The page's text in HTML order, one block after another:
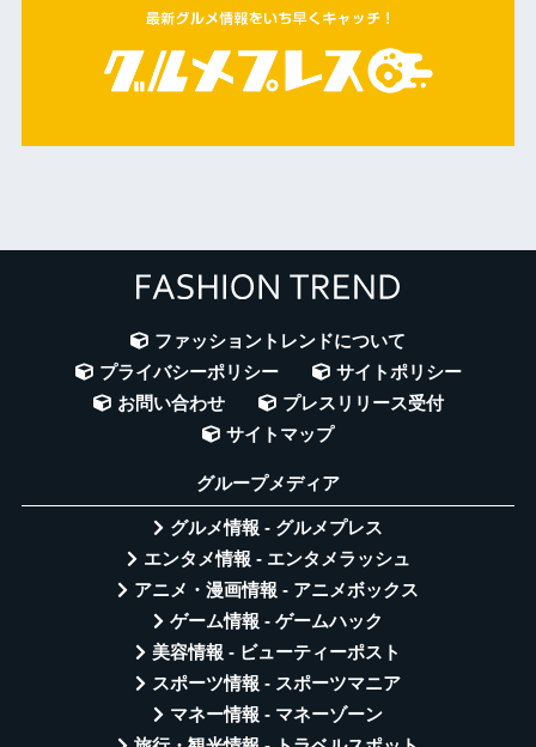
ファッショントレンドについて
プライバシーポリシー
サイトポリシー
お問い合わせ
プレスリリース受付
サイトマップ
グループメディア
グルメ情報 - グルメプレス
エンタメ情報 - エンタメラッシュ
アニメ・漫画情報 - アニメボックス
ゲーム情報 - ゲームハック
美容情報 - ビューティーポスト
スポーツ情報 - スポーツマニア
マネー情報 - マネーゾーン